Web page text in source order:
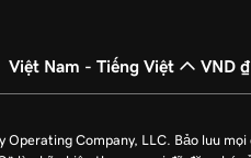
Việt Nam - Tiếng Việt VND ₫
Company, LLC. Bảo lưu